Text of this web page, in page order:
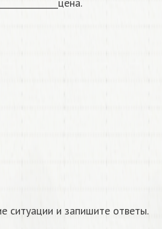
ситуации и запишите ответы.